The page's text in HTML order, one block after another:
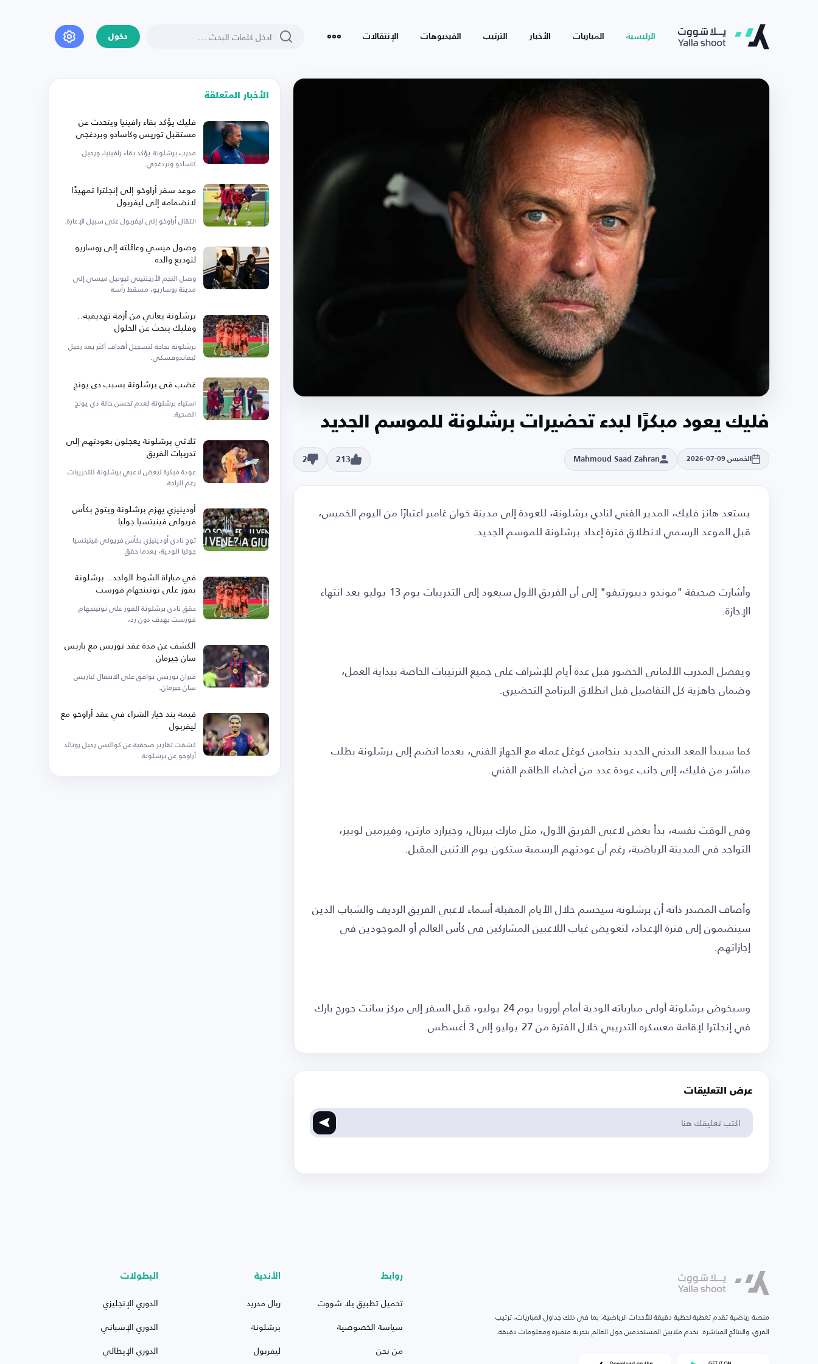
الرئيسية المباريات الأخبار الترتيب الفيديوهات الإنتقالات دخول
فليك يعود مبكرًا لبدء تحضيرات برشلونة للموسم الجديد
الخميس 09-07-2026 Mahmoud Saad Zahran
213
2
يستعد هانز فليك، المدير الفني لنادي برشلونة، للعودة إلى مدينة خوان غامبر اعتبارًا من اليوم الخميس،
قبل الموعد الرسمي لانطلاق فترة إعداد برشلونة للموسم الجديد.
وأشارت صحيفة "موندو ديبورتيفو" إلى أن الفريق الأول سيعود إلى التدريبات يوم 13 يوليو بعد انتهاء
الإجازة.
ويفضل المدرب الألماني الحضور قبل عدة أيام للإشراف على جميع الترتيبات الخاصة ببداية العمل،
وضمان جاهزية كل التفاصيل قبل انطلاق البرنامج التحضيري.
كما سيبدأ المعد البدني الجديد بنجامين كوغل عمله مع الجهاز الفني، بعدما انضم إلى برشلونة بطلب
مباشر من فليك، إلى جانب عودة عدد من أعضاء الطاقم الفني.
وفي الوقت نفسه، بدأ بعض لاعبي الفريق الأول، مثل مارك بيرنال، وجيرارد مارتن، وفيرمين لوبيز،
التواجد في المدينة الرياضية، رغم أن عودتهم الرسمية ستكون يوم الاثنين المقبل.
وأضاف المصدر ذاته أن برشلونة سيحسم خلال الأيام المقبلة أسماء لاعبي الفريق الرديف والشباب الذين
سينضمون إلى فترة الإعداد، لتعويض غياب اللاعبين المشاركين في كأس العالم أو الموجودين في
إجازاتهم.
وسيخوض برشلونة أولى مبارياته الودية أمام أوروبا يوم 24 يوليو، قبل السفر إلى مركز سانت جورج بارك
في إنجلترا لإقامة معسكره التدريبي خلال الفترة من 27 يوليو إلى 3 أغسطس.
عرض التعليقات
الأخبار المتعلقة
فليك يؤكد بقاء رافينيا ويتحدث عن
مستقبل توريس وكاسادو وبردغجي
مدرب برشلونة يؤكد بقاء رافينيا، ورحيل
كاسادو وبردغجي.
موعد سفر أراوخو إلى إنجلترا تمهيدًا
لانضمامه إلى ليفربول
انتقال أراوخو إلى ليفربول على سبيل الإعارة.
وصول ميسي وعائلته إلى روساريو
لتوديع والده
وصل النجم الأرجنتيني ليونيل ميسي إلى
مدينة روساريو، مسقط رأسه
برشلونة يعاني من أزمة تهديفية..
وفليك يبحث عن الحلول
برشلونة بحاجة لتسجيل أهداف أكثر بعد رحيل
ليفاندوفسكي.
غضب في برشلونة بسبب دي يونج
استياء برشلونة لعدم تحسن حالة دي يونج
الصحية.
ثلاثي برشلونة يعجلون بعودتهم إلى
تدريبات الفريق
عودة مبكرة لبعض لاعبي برشلونة للتدريبات
رغم الراحة.
أودينيزي يهزم برشلونة ويتوج بكأس
فريولي فينيتسيا جوليا
توج نادي أودينيزي بكأس فريولي فينيتسيا
جوليا الودية، بعدما حقق
في مباراة الشوط الواحد.. برشلونة
يفوز على نوتينجهام فورست
حقق نادي برشلونة الفوز على نوتينجهام
فورست بهدف دون رد،
الكشف عن مدة عقد توريس مع باريس
سان جيرمان
فيران توريس يوافق على الانتقال لباريس
سان جيرمان.
قيمة بند خيار الشراء في عقد أراوخو مع
ليفربول
كشفت تقارير صحفية عن كواليس رحيل رونالد
أراوخو عن برشلونة
منصة رياضية تقدم تغطية لحظية دقيقة للأحداث الرياضية، بما في ذلك جداول المباريات، ترتيب
الفرق، والنتائج المباشرة. نخدم ملايين المستخدمين حول العالم بتجربة متميزة ومعلومات دقيقة.
روابط
تحميل تطبيق يلا شووت
سياسة الخصوصية
من نحن
الأندية
ريال مدريد
برشلونة
ليفربول
البطولات
الدوري الإنجليزي
الدوري الإسباني
الدوري الإيطالي